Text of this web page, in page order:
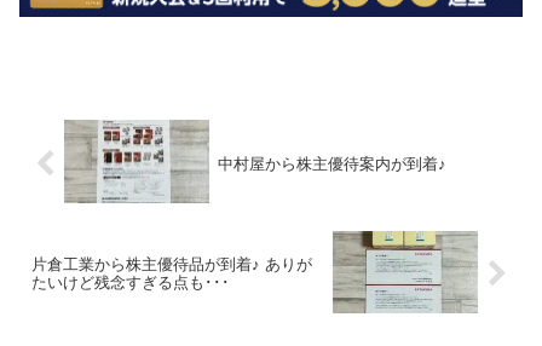
中村屋から株主優待案内が到着♪
片倉工業から株主優待品が到着♪ ありが
たいけど残念すぎる点も･･･